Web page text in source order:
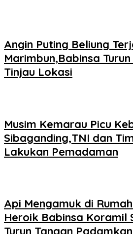
Angin Puting Beliung
Marimbun,Babinsa
Tinjau Lokasi
Musim Kemarau Picu
Sibaganding,TNI dan
Lakukan Pemadaman
Api Mengamuk di
Heroik Babinsa Koramil
Turun Tangan